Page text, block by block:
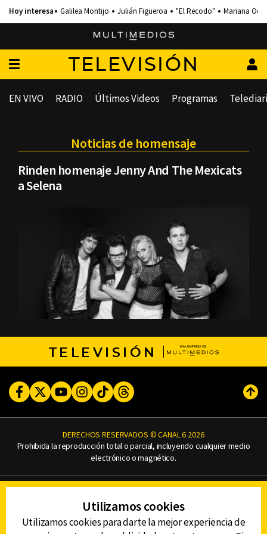
Galilea Montijo Julián Figueroa "El Recodo" Mariana
TELEVISIÓN
EN VIVO RADIO Últimos Videos Programas
Noticias de homensaje
Rinden homenaje Jenny And The Mexicats
a Selena
TELEVISIÓN
FacebookTwitterYoutubeInstagram
TikTokThreads
DERECHOS RESERVADOS © CANAL 6 2026
Prohibida la reproducción total o parcial, incluyendo cualquier medio
electrónico o magnético.
AVISO DE PRIVACIDAD
DEFENSORÍA DE LAS AUDIENCIAS
Utilizamos cookies
Utilizamos cookies para darte la mejor experiencia de